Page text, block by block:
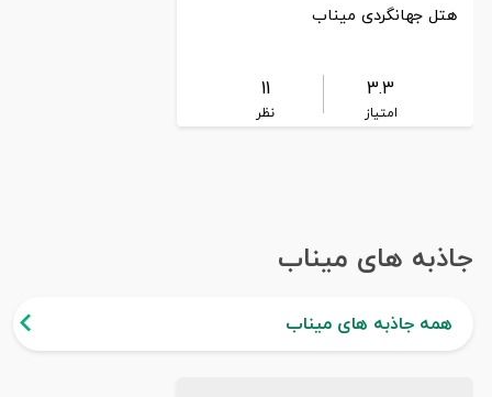
هتل جهانگردی میناب
3.3
امتیاز
11
نظر
جاذبه های میناب
همه جاذبه های میناب